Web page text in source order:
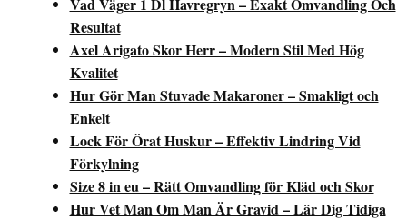
Resultat
Axel Arigato Skor Herr – Modern Stil Med Hög
Kvalitet
Hur Gör Man Stuvade Makaroner – Smakligt och
Enkelt
Lock För Örat Huskur – Effektiv Lindring Vid
Förkylning
Size 8 in eu – Rätt Omvandling för Kläd och Skor
Hur Vet Man Om Man Är Gravid – Lär Dig Tidiga